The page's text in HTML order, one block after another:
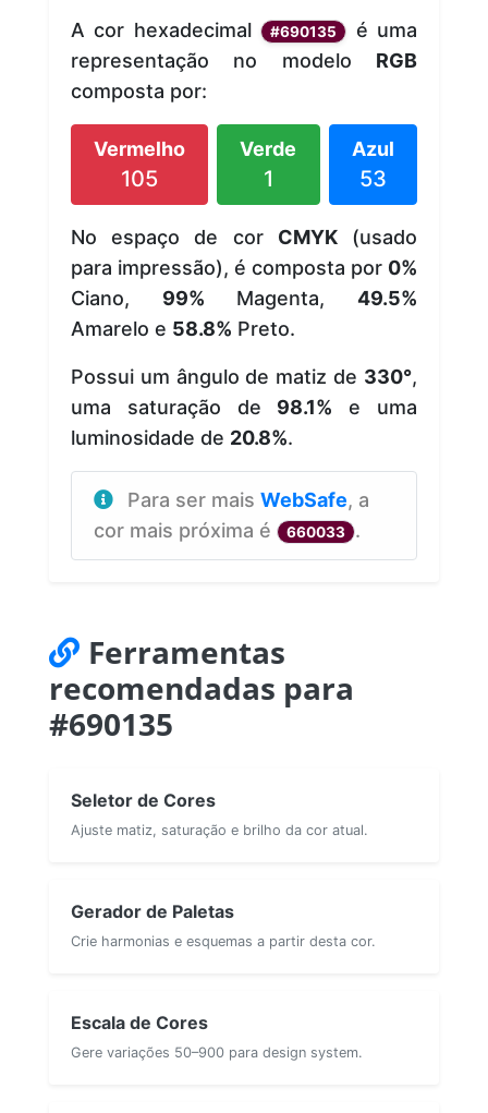
A cor hexadecimal #690135
é uma
representação no modelo RGB
composta por:
Vermelho
105
Verde
1
Azul
53
No espaço de cor CMYK(usado
para impressão), é composta por 0%
Ciano, 99% Magenta,49.5%
Amarelo e 58.8% Preto.
Possui um ângulo de matiz de 330°,
uma saturação de 98.1% e uma
luminosidade de 20.8%.
Para ser mais WebSafe, a
cor mais próxima é
660033 .
Ferramentas
recomendadas para
#690135
Seletor de Cores
Ajuste matiz, saturação e brilho da cor atual.
Gerador de Paletas
Crie harmonias e esquemas a partir desta cor.
Escala de Cores
Gere variações 50–900 para design system.